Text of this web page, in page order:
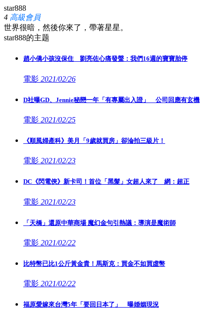
star888
4 高級會員
世界很暗，然後你來了，帶著星星。
star888的主题
趙小僑小孩沒保住 劉亮佐心痛發聲：我們16週的寶寶胎停
電影 2021/02/26
D社曝GD、Jennie秘戀一年「有專屬出入證」 公司回應有玄機
電影 2021/02/25
《順風婦產科》美月「9歲就買房」卻淪拍三級片！
電影 2021/02/23
DC《閃電俠》新卡司！首位「黑髮」女超人來了 網：超正
電影 2021/02/23
「天橋」還原中華商場 魔幻金句引熱議：導演是魔術師
電影 2021/02/22
比特幣已比1公斤黃金貴！馬斯克：買金不如買虛幣
電影 2021/02/22
福原愛嫁來台灣5年「要回日本了」 曝婚姻現況